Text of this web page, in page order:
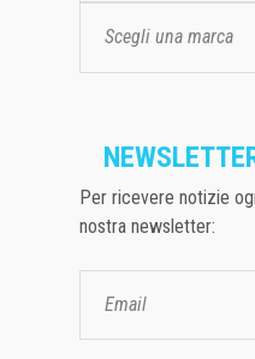
Scegli una marca
Per ricevere notizie
nostra newsletter: